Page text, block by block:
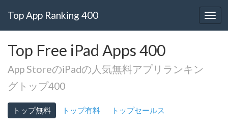
Top App Ranking 400
Top Free iPad Apps 400
App StoreのiPadの人気無料アプリランキン
グトップ400
トップ無料 トップ有料 トップセールス